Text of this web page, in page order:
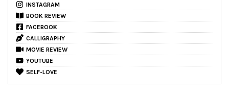
INSTAGRAM
BOOK REVIEW
FACEBOOK
CALLIGRAPHY
MOVIE REVIEW
YOUTUBE
SELF-LOVE